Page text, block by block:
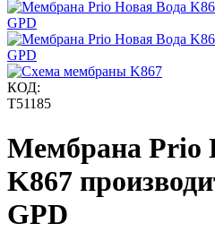
КОД:
T51185
Мембрана Prio
K867
GPD